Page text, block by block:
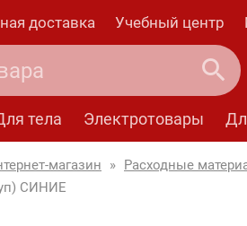
доставка Учебный центр
тела Электротовары
магазин » Расходные
СИНИЕ